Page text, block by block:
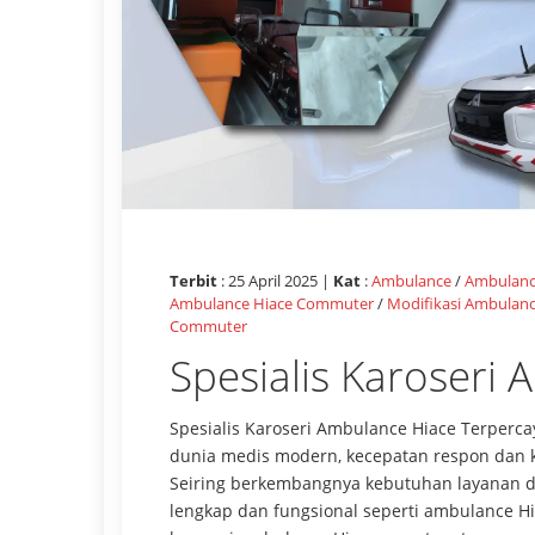
Terbit : 25 April 2025 | Kat :Ambulance/
Ambulance Hiace Commuter/ Modifikasi
Commuter
Spesialis Karoseri
Spesialis Karoseri Ambulance Hiace
dunia medis modern, kecepatan respon
Seiring berkembangnya kebutuhan layanan
lengkap dan fungsional seperti ambulance